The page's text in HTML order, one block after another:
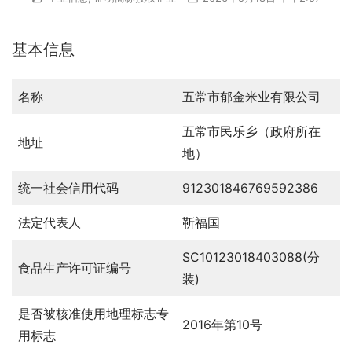
基本信息
名称 五常市郁金米业有限公司
地址
五常市民乐乡（政府所在
地）
统一社会信用代码 912301846769592386
法定代表人 靳福国
食品生产许可证编号
SC10123018403088(分
装)
是否被核准使用地理标志专
用标志
2016年第10号